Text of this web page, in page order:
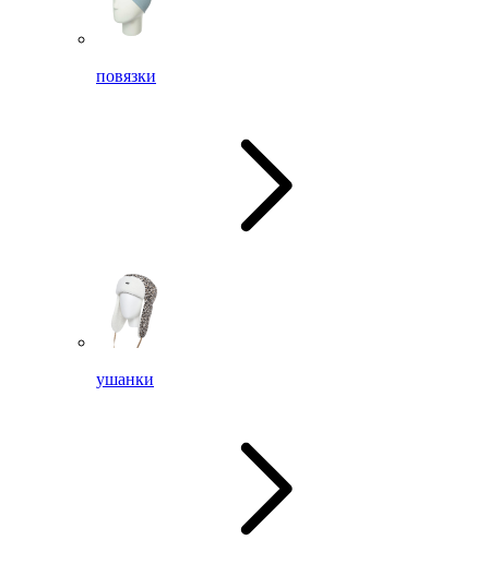
повязки
ушанки